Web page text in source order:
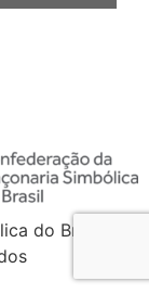
do Brasil